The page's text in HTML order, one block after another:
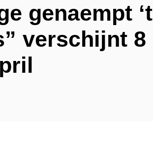
genaempt ‘t
verschijnt 8